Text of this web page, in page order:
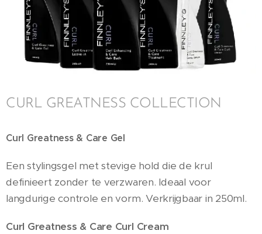
CURL GREATNESS COLLECTION
Curl Greatness & Care Gel
Een stylingsgel met stevige hold die de krul
definieert zonder te verzwaren. Ideaal voor
langdurige controle en vorm. Verkrijgbaar in 250ml.
Curl Greatness & Care Curl Cream